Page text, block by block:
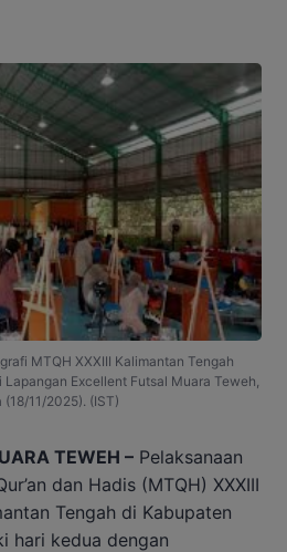
MTQH XXXIII Kalimantan Tengah
Excellent Futsal Muara Teweh,
(18/11/2025). (IST)
TEWEH – Pelaksanaan
dan Hadis (MTQH) XXXIII
Tengah di Kabupaten
hari kedua dengan